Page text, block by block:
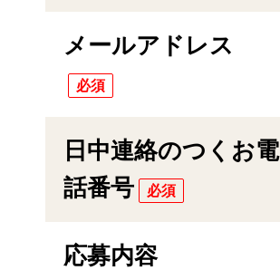
メールアドレス
必須
日中連絡のつくお電
話番号
必須
応募内容